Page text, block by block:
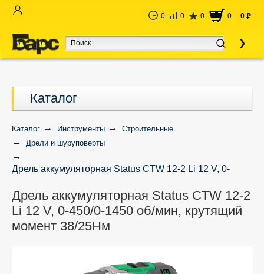
0 0 0 0 0 руб
Каталог
Каталог Инструменты
Строительные
Дрели и шуруповерты
Дрель аккумуляторная Status CTW 12-2 Li 12 V, 0-
Дрель аккумуляторная Status CTW 12-2
Li 12 V, 0-450/0-1450 об/мин, крутящий
момент 38/25Нм